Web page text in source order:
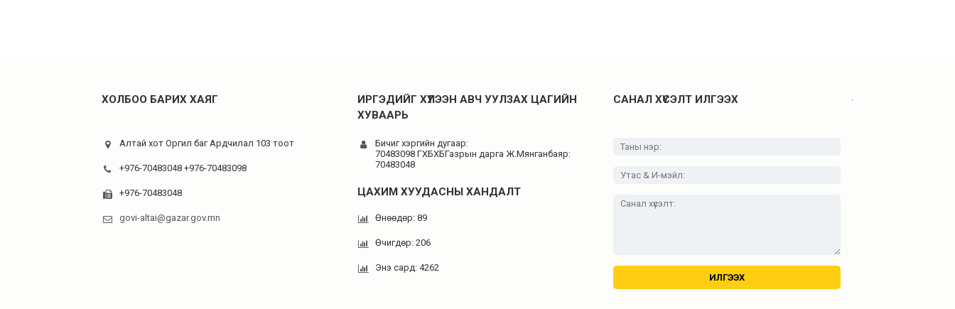
ХОЛБОО БАРИХ ХАЯГ
Алтай хот Оргил баг Ардчилал 103 тоот
+976-70483048 +976-70483098
+976-70483048
govi-altai@gazar.gov.mn
ИРГЭДИЙГ ХҮЛЭЭН АВЧ УУЛЗАХ ЦАГИЙН
ХУВААРЬ
Бичиг хэргийн дугаар:
70483098 ГХБХБГазрын дарга Ж.Мянганбаяр:
70483048
ЦАХИМ ХУУДАСНЫ ХАНДАЛТ
Өнөөдөр: 89
Өчигдөр: 206
Энэ сард: 4262
САНАЛ ХҮСЭЛТ ИЛГЭЭХ .